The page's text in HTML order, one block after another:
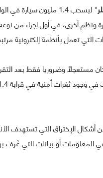
" لبسحب 1.4 مليون
ونظم أخرى، في أول إجراء من
التي تعمل بأنظمة إلكترونية
مستعجلاً وضروريا فقط بعد
الإختراق التي تستهدف
أو بيانات التي عُرف